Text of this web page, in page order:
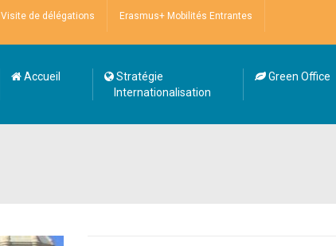
Visite de délégations Erasmus+ Mobilités Entrantes
Accueil
Stratégie
Internationalisation
Green Office